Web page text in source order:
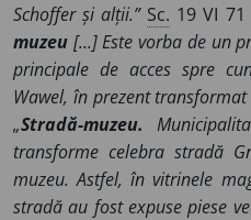
Schoffer și alții.” Sc. 19 VI
muzeu [...] Este vorba de un
principale de acces spre
Wawel, în prezent transformat
„Stradă-muzeu.
transforme celebra stradă
muzeu. Astfel, în vitrinele
stradă au fost expuse piese